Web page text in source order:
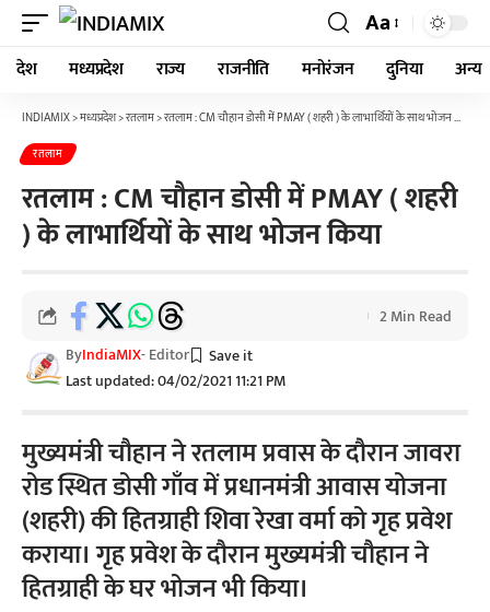
Aa
देश मध्यप्रदेश राज्य राजनीति मनोरंजन दुनिया अन्य
INDIAMIX>मध्यप्रदेश>रतलाम>रतलाम : CM चौहान डोसी में PMAY ( शहरी ) के लाभार्थियों के साथ भोजन किया
रतलाम
रतलाम : CM चौहान डोसी में PMAY ( शहरी
) के लाभार्थियों के साथ भोजन किया
Last updated: 04/02/2021 11:21 PM
ByIndiaMIX- Editor
2 Min Read
मुख्यमंत्री चौहान ने रतलाम प्रवास के दौरान जावरा
रोड स्थित डोसी गाँव में प्रधानमंत्री आवास योजना
(शहरी) की हितग्राही शिवा रेखा वर्मा को गृह प्रवेश
कराया। गृह प्रवेश के दौरान मुख्यमंत्री चौहान ने
हितग्राही के घर भोजन भी किया।